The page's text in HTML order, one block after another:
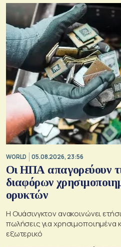
WORLD 05.08.2026, 23:56
Οι ΗΠΑ απαγορεύουν
διαφόρων
ορυκτών
Η Ουάσινγκτον ανακοινώνει
πωλήσεις για χρησιμοποιημένα
εξωτερικό